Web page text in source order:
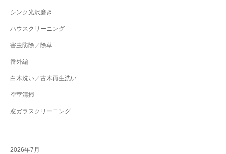
シンク光沢磨き
ハウスクリーニング
害虫防除／除草
番外編
白木洗い／古木再生洗い
空室清掃
窓ガラスクリーニング
2026年7月